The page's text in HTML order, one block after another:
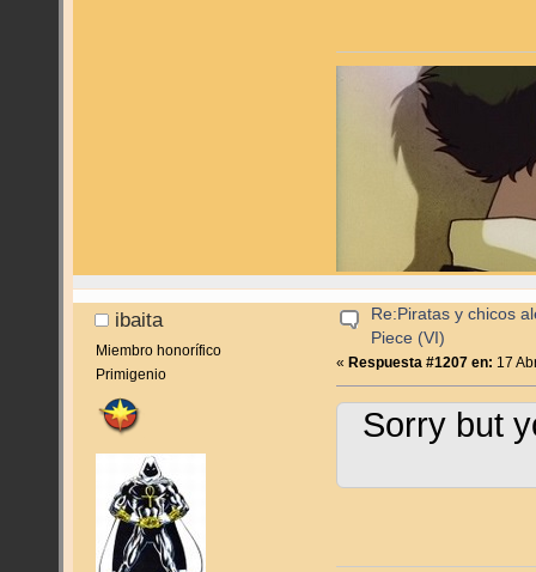
ibaita
Miembro honorífico
Primigenio
Re:Piratas y chicos
Piece (VI)
« Respuesta #1207 en: 17
Sorry but